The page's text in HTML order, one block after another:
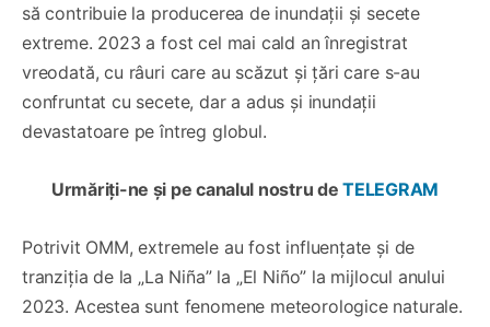
să contribuie la producerea de inundații și secete
extreme. 2023 a fost cel mai cald an înregistrat
vreodată, cu râuri care au scăzut și țări care s-au
confruntat cu secete, dar a adus și inundații
devastatoare pe întreg globul.
Urmăriți-ne și pe canalul nostru deTELEGRAM
Potrivit OMM, extremele au fost influențate și de
tranziția de la „La Niña” la „El Niño” la mijlocul anului
2023. Acestea sunt fenomene meteorologice naturale.